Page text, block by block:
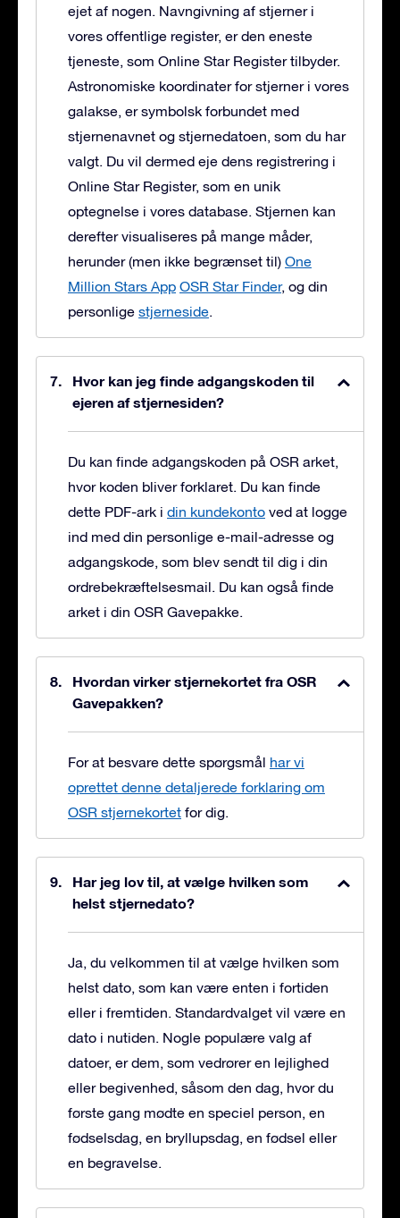
ejet af nogen. Navngivning af stjerner i
vores offentlige register, er den eneste
tjeneste, som Online Star Register tilbyder.
Astronomiske koordinater for stjerner i vores
galakse, er symbolsk forbundet med
stjernenavnet og stjernedatoen, som du har
valgt. Du vil dermed eje dens registrering i
Online Star Register, som en unik
optegnelse i vores database. Stjernen kan
derefter visualiseres på mange måder,
herunder (men ikke begrænset til) One
Million Stars App OSR Star Finder, og din
personlige stjerneside.
Hvor kan jeg finde adgangskoden til
ejeren af stjernesiden?
Du kan finde adgangskoden på OSR arket,
hvor koden bliver forklaret. Du kan finde
dette PDF-ark i din kundekonto ved at logge
ind med din personlige e-mail-adresse og
adgangskode, som blev sendt til dig i din
ordrebekræftelsesmail. Du kan også finde
arket i din OSR Gavepakke.
Hvordan virker stjernekortet fra OSR
Gavepakken?
For at besvare dette spørgsmål har vi
oprettet denne detaljerede forklaring om
OSR stjernekortet for dig.
Har jeg lov til, at vælge hvilken som
helst stjernedato?
Ja, du velkommen til at vælge hvilken som
helst dato, som kan være enten i fortiden
eller i fremtiden. Standardvalget vil være en
dato i nutiden. Nogle populære valg af
datoer, er dem, som vedrører en lejlighed
eller begivenhed, såsom den dag, hvor du
første gang mødte en speciel person, en
fødselsdag, en bryllupsdag, en fødsel eller
en begravelse.